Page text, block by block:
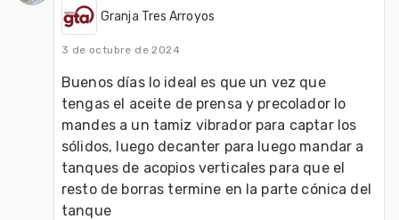
Granja Tres Arroyos
3 de octubre de 2024
Buenos días lo ideal es que un vez que
tengas el aceite de prensa y precolador lo
mandes a un tamiz vibrador para captar los
sólidos, luego decanter para luego mandar a
tanques de acopios verticales para que el
resto de borras termine en la parte cónica del
tanque